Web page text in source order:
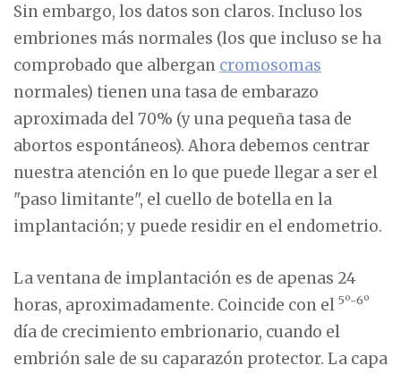
Sin embargo, los datos son claros. Incluso los
embriones más normales (los que incluso se ha
comprobado que albergan cromosomas
normales) tienen una tasa de embarazo
aproximada del 70% (y una pequeña tasa de
abortos espontáneos). Ahora debemos centrar
nuestra atención en lo que puede llegar a ser el
"paso limitante", el cuello de botella en la
implantación; y puede residir en el endometrio.
La ventana de implantación es de apenas 24
horas, aproximadamente. Coincide con el 5º-6º
día de crecimiento embrionario, cuando el
embrión sale de su caparazón protector. La capa